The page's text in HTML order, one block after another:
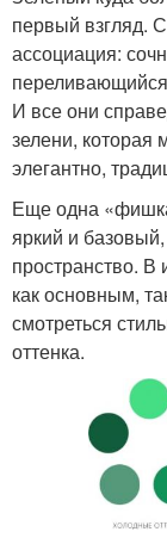
первый взгляд.
ассоциация:
переливающийся
И все они
зелени, которая
элегантно,
Еще одна
яркий и
пространство. В
как основным,
смотреться
оттенка.